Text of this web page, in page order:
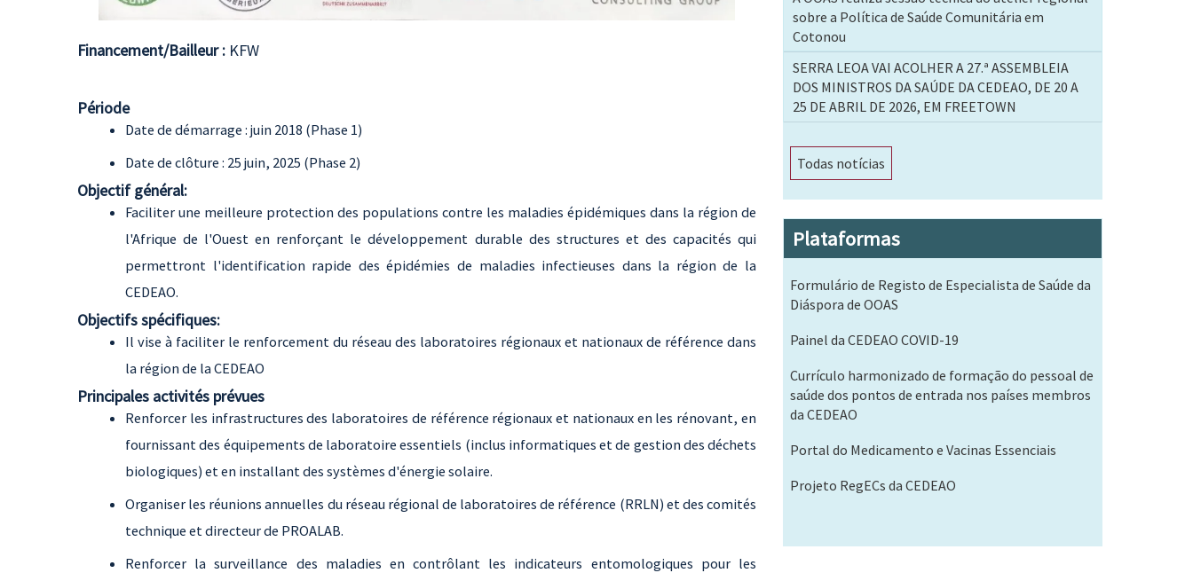
Financement/Bailleur : KFW
Période
Date de démarrage : juin 2018 (Phase 1)
Date de clôture : 25 juin, 2025 (Phase 2)
Objectif général:
Faciliter une meilleure protection des populations contre les maladies épidémiques dans la région de
l'Afrique de l'Ouest en renforçant le développement durable des structures et des capacités qui
permettront l'identification rapide des épidémies de maladies infectieuses dans la région de la
CEDEAO.
Objectifs spécifiques:
Il vise à faciliter le renforcement du réseau des laboratoires régionaux et nationaux de référence dans
la région de la CEDEAO
Principales activités prévues
Renforcer les infrastructures des laboratoires de référence régionaux et nationaux en les rénovant, en
fournissant des équipements de laboratoire essentiels (inclus informatiques et de gestion des déchets
biologiques) et en installant des systèmes d'énergie solaire.
Organiser les réunions annuelles du réseau régional de laboratoires de référence (RRLN) et des comités
technique et directeur de PROALAB.
Renforcer la surveillance des maladies en contrôlant les indicateurs entomologiques pour les
sobre a Política de Saúde Comunitária em
Cotonou
SERRA LEOA VAI ACOLHER A 27.ª ASSEMBLEIA
DOS MINISTROS DA SAÚDE DA CEDEAO, DE 20 A
25 DE ABRIL DE 2026, EM FREETOWN
Todas notícias
Plataformas
Formulário de Registo de Especialista de Saúde da
Diáspora de OOAS
Painel da CEDEAO COVID-19
Currículo harmonizado de formação do pessoal de
saúde dos pontos de entrada nos países membros
da CEDEAO
Portal do Medicamento e Vacinas Essenciais
Projeto RegECs da CEDEAO